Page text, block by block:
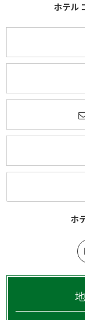
ホテル
ホ